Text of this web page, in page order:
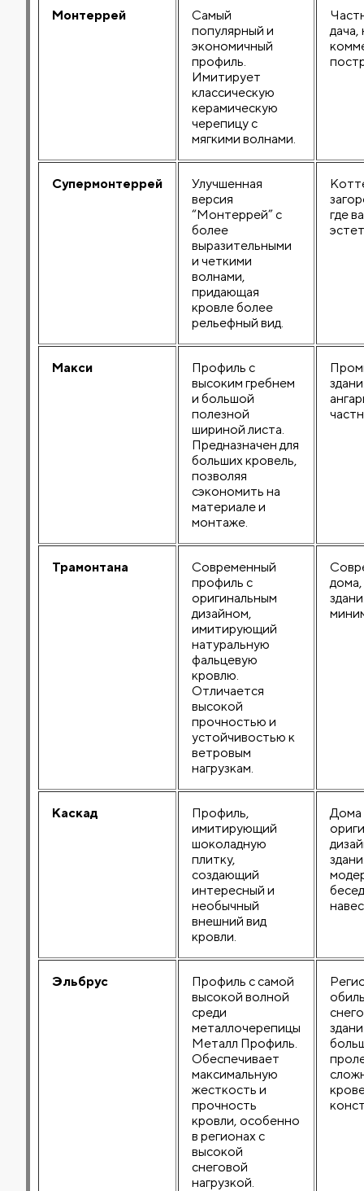
Монтеррей
Самый
популярный и
экономичный
профиль.
Имитирует
классическую
керамическую
черепицу с
мягкими волнами.
Супермонтеррей
Улучшенная
версия
“Монтеррей” с
более
выразительными
и четкими
волнами,
придающая
кровле более
рельефный вид.
где
Макси
Профиль с
высоким гребнем
и большой
полезной
шириной листа.
Предназначен для
больших кровель,
позволяя
сэкономить на
материале и
монтаже.
Трамонтана
Современный
профиль с
оригинальным
дизайном,
имитирующий
натуральную
фальцевую
кровлю.
Отличается
высокой
прочностью и
устойчивостью к
ветровым
нагрузкам.
Каскад
Профиль,
имитирующий
шоколадную
плитку,
создающий
интересный и
необычный
внешний вид
кровли.
Дома
Эльбрус
Профиль с самой
высокой волной
среди
металлочерепицы
Металл Профиль.
Обеспечивает
максимальную
жесткость и
прочность
кровли, особенно
в регионах с
высокой
снеговой
нагрузкой.